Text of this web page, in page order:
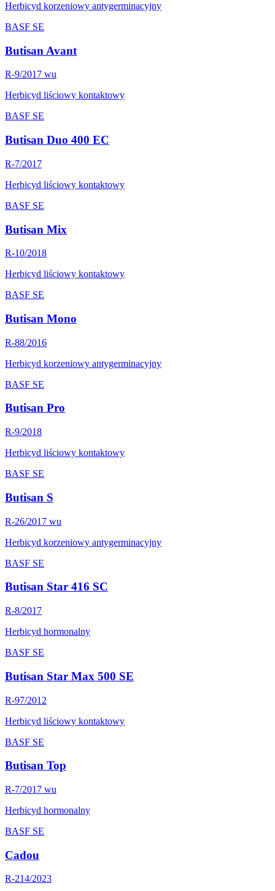
Herbicyd korzeniowy antygerminacyjny
BASF SE
Butisan Avant
R-9/2017 wu
Herbicyd liściowy kontaktowy
BASF SE
Butisan Duo 400 EC
R-7/2017
Herbicyd liściowy kontaktowy
BASF SE
Butisan Mix
R-10/2018
Herbicyd liściowy kontaktowy
BASF SE
Butisan Mono
R-88/2016
Herbicyd korzeniowy antygerminacyjny
BASF SE
Butisan Pro
R-9/2018
Herbicyd liściowy kontaktowy
BASF SE
Butisan S
R-26/2017 wu
Herbicyd korzeniowy antygerminacyjny
BASF SE
Butisan Star 416 SC
R-8/2017
Herbicyd hormonalny
BASF SE
Butisan Star Max 500 SE
R-97/2012
Herbicyd liściowy kontaktowy
BASF SE
Butisan Top
R-7/2017 wu
Herbicyd hormonalny
BASF SE
Cadou
R-214/2023